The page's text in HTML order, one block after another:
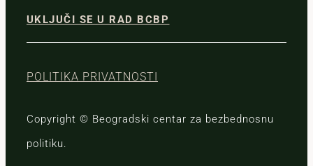
UKLJUČI SE U RAD BCBP
POLITIKA PRIVATNOSTI
Copyright © Beogradski centar za bezbednosnu
politiku.